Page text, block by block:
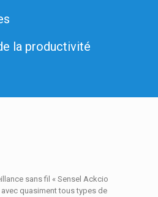
la productivité
sans fil « Sensel Ackcio
quasiment tous types de